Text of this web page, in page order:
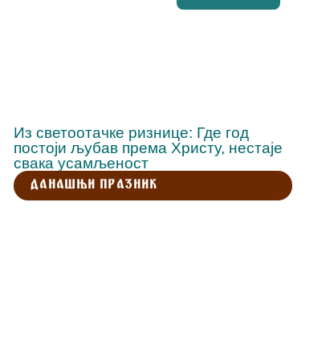
Из светоотачке ризнице: Где год
постоји љубав према Христу, нестаје
свака усамљеност
ДАНАШЊИ ПРАЗНИК